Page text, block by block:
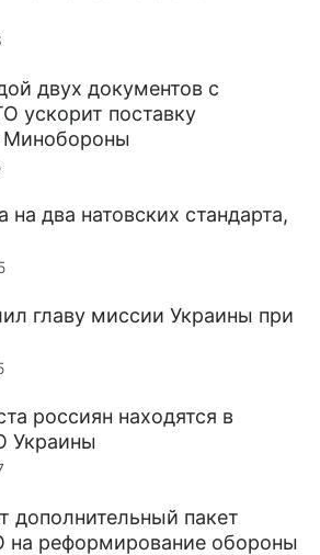
двух документов с
ускорит поставку
Минобороны
два натовских стандарта,
главу миссии Украины при
россиян находятся в
Украины
дополнительный пакет
реформирование обороны